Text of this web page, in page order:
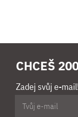
CHCEŠ
Zadej svůj e-